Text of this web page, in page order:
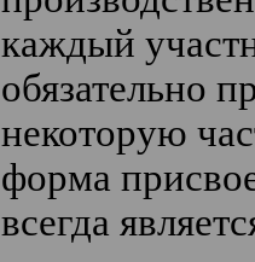
каждый
обязательно
некоторую
форма
всегда